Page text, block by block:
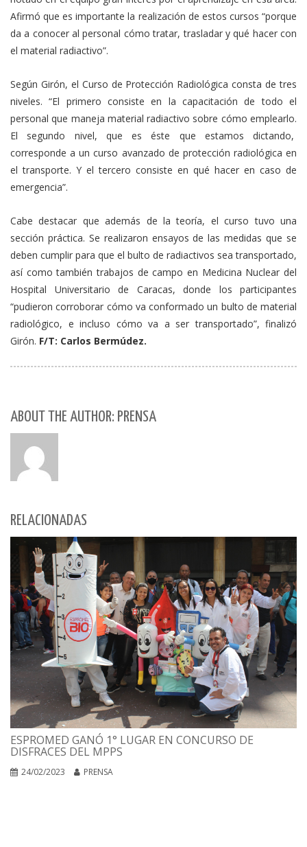
Afirmó que es importante la realización de estos cursos “porque
da a conocer al personal cómo tratar, trasladar y qué hacer con
el material radiactivo”.
Según Girón, el Curso de Protección Radiológica consta de tres
niveles. “El primero consiste en la capacitación de todo el
personal que maneja material radiactivo sobre cómo emplearlo.
El segundo nivel, que es éste que estamos dictando,
corresponde a un curso avanzado de protección radiológica en
el transporte. Y el tercero consiste en qué hacer en caso de
emergencia”.
Cabe destacar que además de la teoría, el curso tuvo una
sección práctica. Se realizaron ensayos de las medidas que se
deben cumplir para que el bulto de radiactivos sea transportado,
así como también trabajos de campo en Medicina Nuclear del
Hospital Universitario de Caracas, donde los participantes
“pudieron corroborar cómo va conformado un bulto de material
radiológico, e incluso cómo va a ser transportado”, finalizó
Girón. F/T: Carlos Bermúdez.
ABOUT THE AUTHOR: PRENSA
RELACIONADAS
ESPROMED GANÓ 1° LUGAR EN CONCURSO DE
DISFRACES DEL MPPS
24/02/2023 PRENSA